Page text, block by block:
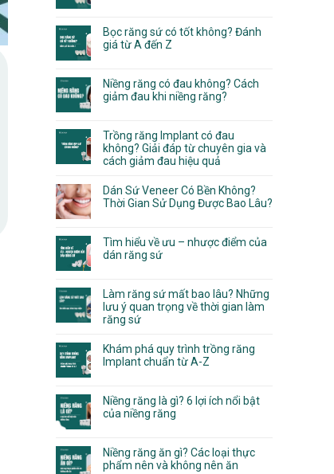
Bọc răng sứ có tốt không? Đánh
giá từ A đến Z
Niềng răng có đau không? Cách
giảm đau khi niềng răng?
Trồng răng Implant có đau
không? Giải đáp từ chuyên gia và
cách giảm đau hiệu quả
Dán Sứ Veneer Có Bền Không?
Thời Gian Sử Dụng Được Bao Lâu?
Tìm hiểu về ưu – nhược điểm của
dán răng sứ
Làm răng sứ mất bao lâu? Những
lưu ý quan trọng về thời gian làm
răng sứ
Khám phá quy trình trồng răng
Implant chuẩn từ A-Z
Niềng răng là gì? 6 lợi ích nổi bật
của niềng răng
Niềng răng ăn gì? Các loại thực
phẩm nên và không nên ăn